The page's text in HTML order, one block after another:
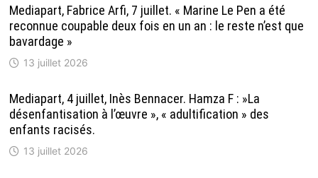
Mediapart, Fabrice Arfi, 7 juillet. « Marine Le Pen a été
reconnue coupable deux fois en un an : le reste n’est que
bavardage »
13 juillet 2026
Mediapart, 4 juillet, Inès Bennacer. Hamza F : »La
désenfantisation à l’œuvre », « adultification » des
enfants racisés.
13 juillet 2026